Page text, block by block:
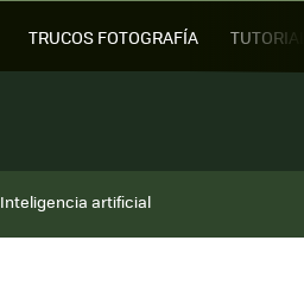
TRUCOS FOTOGRAFÍA
Inteligencia artificial